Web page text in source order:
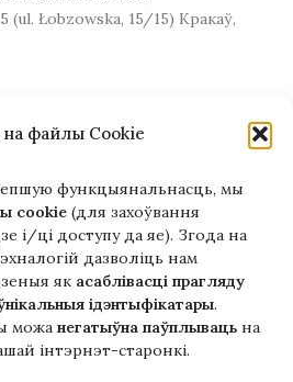
на файлы Cookie
функцыянальнасць, мы
cookie (для захоўвання
і/ці доступу да яе). Згода на
дазволіць нам
як асаблівасці прагляду
ідэнтыфікатары.
можа негатыўна паўплываць на
інтэрнэт-старонкі.
Гэтая версія сайта створана
ў рамках праекта ArtPower
Еўрапейскага Саюзу
(ul. Łobzowska, 15/15) Кракаў,
нам!